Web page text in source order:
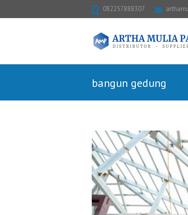
082257888307
bangun gedung